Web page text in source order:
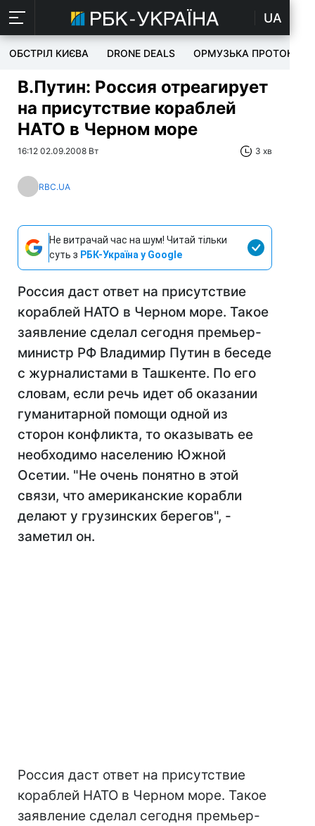
UA
ОБСТРІЛ КИЄВА DRONE DEALS ОРМУЗЬКА ПРОТОКА
В.Путин: Россия отреагирует
на присутствие кораблей
НАТО в Черном море
16:12 02.09.2008 Вт 3 хв
RBC.UA
Не витрачай час на шум! Читай тільки
суть з РБК-Україна у Google
Россия даст ответ на присутствие
кораблей НАТО в Черном море. Такое
заявление сделал сегодня премьер-
министр РФ Владимир Путин в беседе
с журналистами в Ташкенте. По его
словам, если речь идет об оказании
гуманитарной помощи одной из
сторон конфликта, то оказывать ее
необходимо населению Южной
Осетии. "Не очень понятно в этой
связи, что американские корабли
делают у грузинских берегов", -
заметил он.
Россия даст ответ на присутствие
кораблей НАТО в Черном море. Такое
заявление сделал сегодня премьер-